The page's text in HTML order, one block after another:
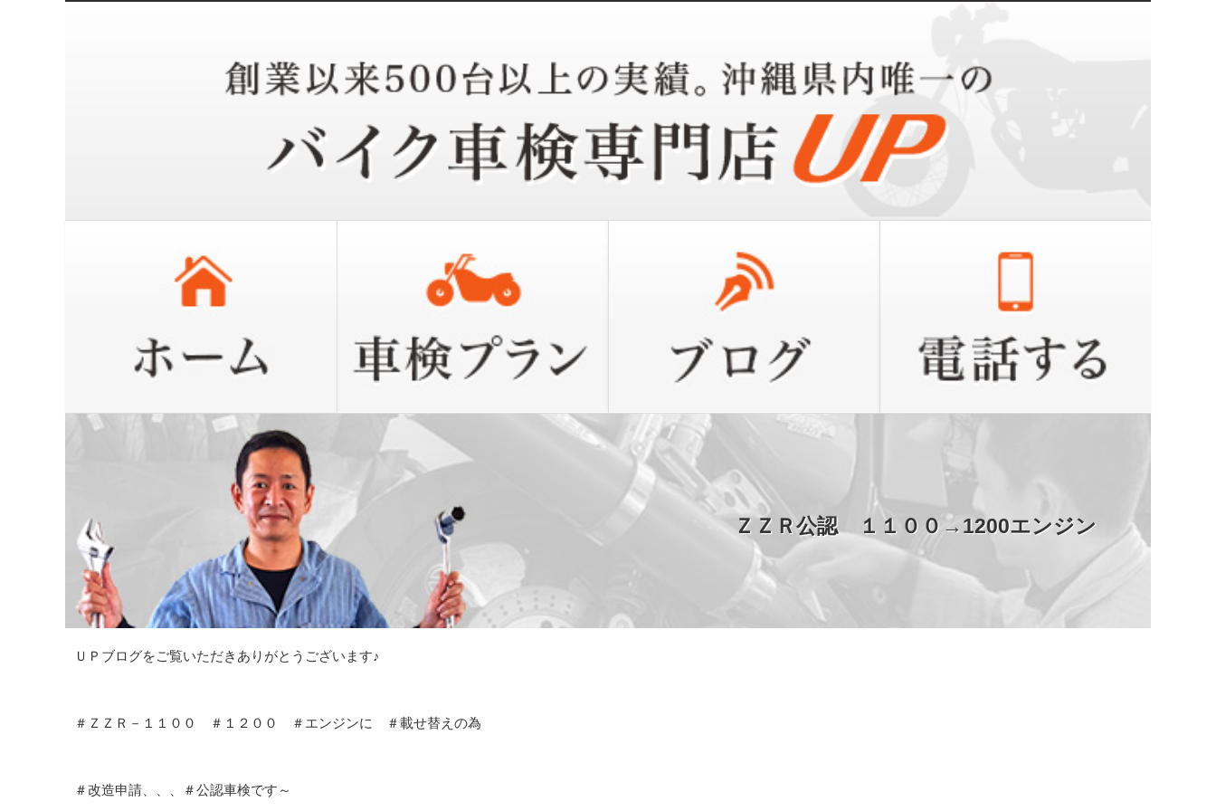
ＺＺＲ公認 １１００→1200エンジン
ＵＰブログをご覧いただきありがとうございます♪
＃ＺＺＲ－１１００ ＃１２００ ＃エンジンに ＃載せ替えの為
＃改造申請、、、＃公認車検です～